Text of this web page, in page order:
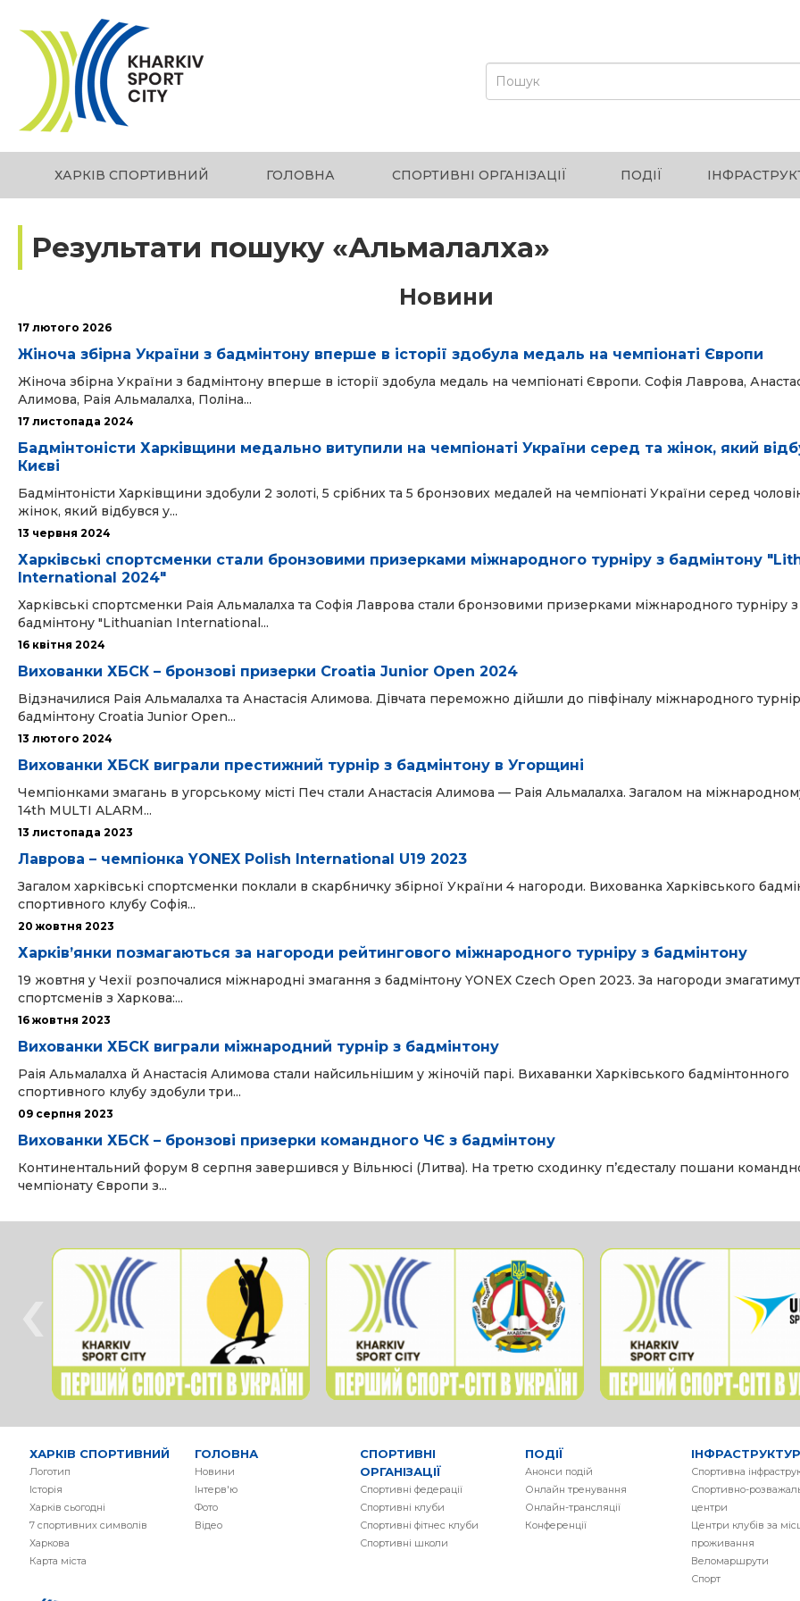
ХАРКІВ СПОРТИВНИЙ ГОЛОВНА СПОРТИВНІ ОРГАНІЗАЦІЇ ПОДІЇ
Результати пошуку «Альмалалха»
Новини
17 лютого 2026
Жіноча збірна України з бадмінтону вперше в історії здобула медаль на чемпіонаті Європи
Жіноча збірна України з бадмінтону вперше в історії здобула медаль на чемпіонаті Європи. Софія Лаврова,
Алимова, Раія Альмалалха, Поліна...
17 листопада 2024
Бадмінтоністи Харківщини медально витупили на чемпіонаті України серед та жінок, який
Києві
Бадмінтоністи Харківщини здобули 2 золоті, 5 срібних та 5 бронзових медалей на чемпіонаті України серед
жінок, який відбувся у...
13 червня 2024
Харківські спортсменки стали бронзовими призерками міжнародного турніру з бадмінтону
International 2024"
Харківські спортсменки Раія Альмалалха та Софія Лаврова стали бронзовими призерками міжнародного турніру з
бадмінтону "Lithuanian International...
16 квітня 2024
Вихованки ХБСК – бронзові призерки Croatia Junior Open 2024
Відзначилися Раія Альмалалха та Анастасія Алимова. Дівчата переможно дійшли до півфіналу міжнародного
бадмінтону Croatia Junior Open...
13 лютого 2024
Вихованки ХБСК виграли престижний турнір з бадмінтону в Угорщині
Чемпіонками змагань в угорському місті Печ стали Анастасія Алимова — Раія Альмалалха. Загалом на
14th MULTI ALARM...
13 листопада 2023
Лаврова – чемпіонка YONEX Polish International U19 2023
Загалом харківські спортсменки поклали в скарбничку збірної України 4 нагороди. Вихованка Харківського
спортивного клубу Софія...
20 жовтня 2023
Харківʼянки позмагаються за нагороди рейтингового міжнародного турніру з бадмінтону
19 жовтня у Чехії розпочалися міжнародні змагання з бадмінтону YONEX Czech Open 2023. За нагороди
спортсменів з Харкова:...
16 жовтня 2023
Вихованки ХБСК виграли міжнародний турнір з бадмінтону
Раія Альмалалха й Анастасія Алимова стали найсильнішим у жіночій парі. Вихаванки Харківського бадмінтонного
спортивного клубу здобули три...
09 серпня 2023
Вихованки ХБСК – бронзові призерки командного ЧЄ з бадмінтону
Континентальний форум 8 серпня завершився у Вільнюсі (Литва). На третю сходинку п’єдесталу пошани
чемпіонату Європи з...
ХАРКІВ СПОРТИВНИЙ
Логотип
Історія
Харків сьогодні
7 спортивних символів
Харкова
Карта міста
ГОЛОВНА
Новини
Інтерв'ю
Фото
Вiдео
СПОРТИВНІ
ОРГАНІЗАЦІЇ
Спортивні федерації
Спортивні клуби
Спортивні фітнес клуби
Спортивні школи
ПОДІЇ
Анонси подій
Онлайн тренування
Онлайн-трансляції
Конференції
Спортивна
Спортивно-
центри
Центри клубів за
проживання
Веломаршрути
Спорт